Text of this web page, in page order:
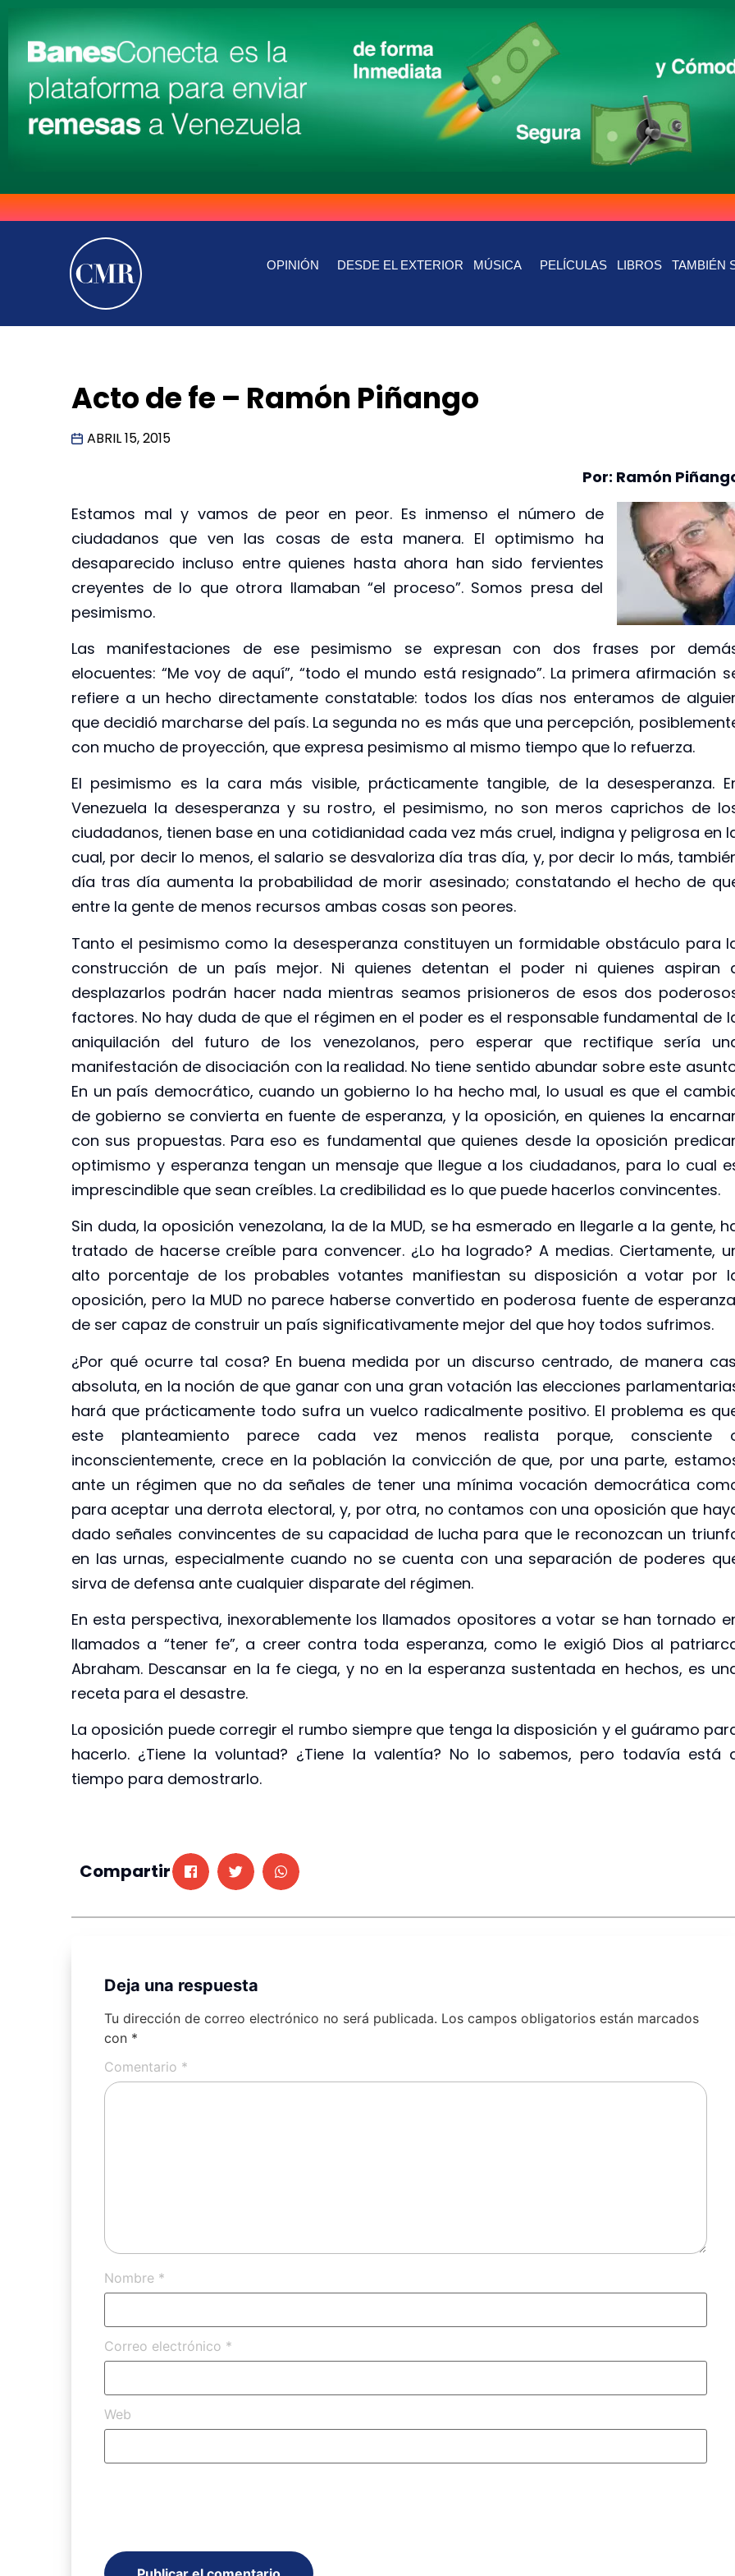
OPINIÓN DESDE EL EXTERIOR MÚSICA PELÍCULAS LIBROS TAMBIÉN
Acto de fe – Ramón Piñango
ABRIL 15, 2015
Por: Ramón
Estamos mal y vamos de peor en peor. Es inmenso el número de
ciudadanos que ven las cosas de esta manera. El optimismo ha
desaparecido incluso entre quienes hasta ahora han sido fervientes
creyentes de lo que otrora llamaban “el proceso”. Somos presa del
pesimismo.
Las manifestaciones de ese pesimismo se expresan con dos frases por
elocuentes: “Me voy de aquí”, “todo el mundo está resignado”. La primera afirmación
refiere a un hecho directamente constatable: todos los días nos enteramos de
que decidió marcharse del país. La segunda no es más que una percepción,
con mucho de proyección, que expresa pesimismo al mismo tiempo que lo refuerza.
El pesimismo es la cara más visible, prácticamente tangible, de la desesperanza.
Venezuela la desesperanza y su rostro, el pesimismo, no son meros caprichos de
ciudadanos, tienen base en una cotidianidad cada vez más cruel, indigna y peligrosa en
cual, por decir lo menos, el salario se desvaloriza día tras día, y, por decir lo más,
día tras día aumenta la probabilidad de morir asesinado; constatando el hecho de
entre la gente de menos recursos ambas cosas son peores.
Tanto el pesimismo como la desesperanza constituyen un formidable obstáculo para
construcción de un país mejor. Ni quienes detentan el poder ni quienes aspiran
desplazarlos podrán hacer nada mientras seamos prisioneros de esos dos
factores. No hay duda de que el régimen en el poder es el responsable fundamental de
aniquilación del futuro de los venezolanos, pero esperar que rectifique sería
manifestación de disociación con la realidad. No tiene sentido abundar sobre este
En un país democrático, cuando un gobierno lo ha hecho mal, lo usual es que el
de gobierno se convierta en fuente de esperanza, y la oposición, en quienes la
con sus propuestas. Para eso es fundamental que quienes desde la oposición
optimismo y esperanza tengan un mensaje que llegue a los ciudadanos, para lo cual
imprescindible que sean creíbles. La credibilidad es lo que puede hacerlos convincentes.
Sin duda, la oposición venezolana, la de la MUD, se ha esmerado en llegarle a la gente,
tratado de hacerse creíble para convencer. ¿Lo ha logrado? A medias. Ciertamente,
alto porcentaje de los probables votantes manifiestan su disposición a votar por
oposición, pero la MUD no parece haberse convertido en poderosa fuente de
de ser capaz de construir un país significativamente mejor del que hoy todos sufrimos.
¿Por qué ocurre tal cosa? En buena medida por un discurso centrado, de manera
absoluta, en la noción de que ganar con una gran votación las elecciones
hará que prácticamente todo sufra un vuelco radicalmente positivo. El problema es
este planteamiento parece cada vez menos realista porque, consciente
inconscientemente, crece en la población la convicción de que, por una parte,
ante un régimen que no da señales de tener una mínima vocación democrática
para aceptar una derrota electoral, y, por otra, no contamos con una oposición que
dado señales convincentes de su capacidad de lucha para que le reconozcan un
en las urnas, especialmente cuando no se cuenta con una separación de poderes
sirva de defensa ante cualquier disparate del régimen.
En esta perspectiva, inexorablemente los llamados opositores a votar se han tornado
llamados a “tener fe”, a creer contra toda esperanza, como le exigió Dios al
Abraham. Descansar en la fe ciega, y no en la esperanza sustentada en hechos, es
receta para el desastre.
La oposición puede corregir el rumbo siempre que tenga la disposición y el guáramo
hacerlo. ¿Tiene la voluntad? ¿Tiene la valentía? No lo sabemos, pero todavía está
tiempo para demostrarlo.
Compartir
Deja una respuesta
Tu dirección de correo electrónico no será publicada. Los campos obligatorios están marcados
con *
Comentario *
Nombre *
Correo electrónico *
Web